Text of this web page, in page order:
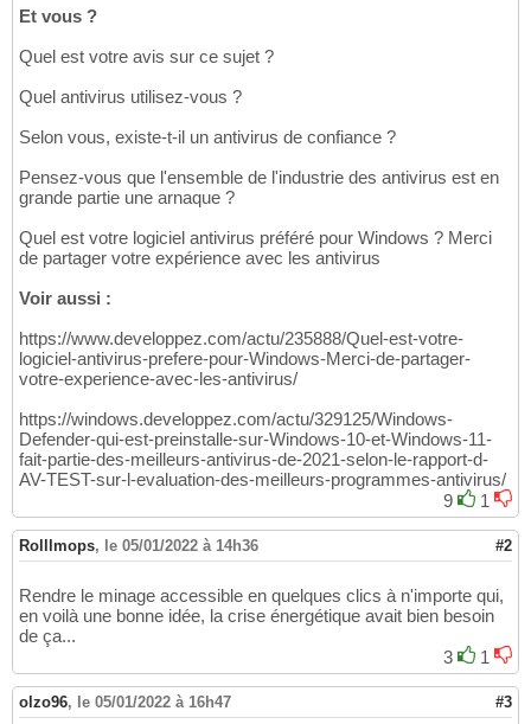
Et vous ?
Quel est votre avis sur ce sujet ?
Quel antivirus utilisez-vous ?
Selon vous, existe-t-il un antivirus de confiance ?
Pensez-vous que l'ensemble de l'industrie des antivirus est en
grande partie une arnaque ?
Quel est votre logiciel antivirus préféré pour Windows ? Merci
de partager votre expérience avec les antivirus
Voir aussi :
https://www.developpez.com/actu/235888/Quel-est-votre-
logiciel-antivirus-prefere-pour-Windows-Merci-de-partager-
votre-experience-avec-les-antivirus/
https://windows.developpez.com/actu/329125/Windows-
Defender-qui-est-preinstalle-sur-Windows-10-et-Windows-11-
fait-partie-des-meilleurs-antivirus-de-2021-selon-le-rapport-d-
AV-TEST-sur-l-evaluation-des-meilleurs-programmes-antivirus/
9
1
Rolllmops, le 05/01/2022 à 14h36 #2
Rendre le minage accessible en quelques clics à n'importe qui,
en voilà une bonne idée, la crise énergétique avait bien besoin
de ça...
3
1
olzo96, le 05/01/2022 à 16h47 #3